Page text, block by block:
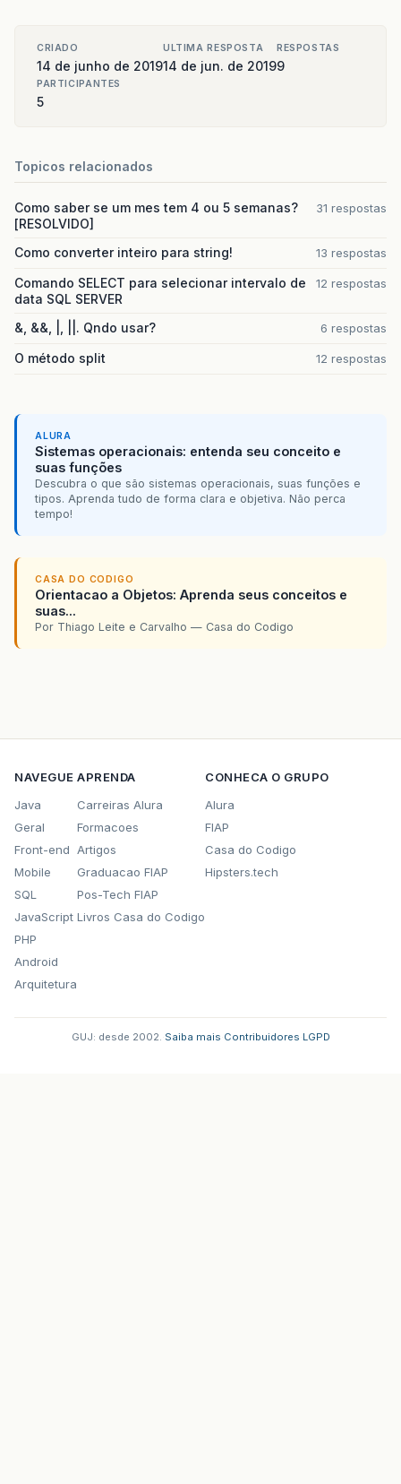
CRIADO
14 de junho de 2019
ULTIMA RESPOSTA
14 de jun. de 2019
RESPOSTAS
9
PARTICIPANTES
5
Topicos relacionados
Como saber se um mes tem 4 ou 5 semanas?
[RESOLVIDO]
31 respostas
Como converter inteiro para string! 13 respostas
Comando SELECT para selecionar intervalo de
data SQL SERVER
12 respostas
&, &&, |, ||. Qndo usar? 6 respostas
O método split 12 respostas
ALURA
Sistemas operacionais: entenda seu conceito e
suas funções
Descubra o que são sistemas operacionais, suas funções e
tipos. Aprenda tudo de forma clara e objetiva. Não perca
tempo!
CASA DO CODIGO
Orientacao a Objetos: Aprenda seus conceitos e
suas...
Por Thiago Leite e Carvalho — Casa do Codigo
NAVEGUE
Java
Geral
Front-end
Mobile
SQL
JavaScript
PHP
Android
Arquitetura
APRENDA
Carreiras Alura
Formacoes
Artigos
Graduacao FIAP
Pos-Tech FIAP
Livros Casa do Codigo
CONHECA O GRUPO
Alura
FIAP
Casa do Codigo
Hipsters.tech
GUJ: desde 2002. Saiba mais Contribuidores LGPD